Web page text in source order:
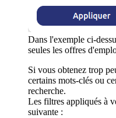
Dans l'exemple ci-
seules les offres
Si vous obtenez trop
certains mots-clés ou
recherche.
Les filtres appliqués à
suivante :